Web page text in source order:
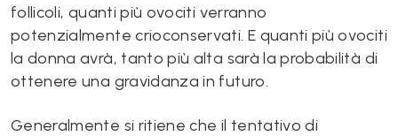
follicoli, quanti più ovociti verranno
potenzialmente crioconservati. E quanti più ovociti
la donna avrà, tanto più alta sarà la probabilità di
ottenere una gravidanza in futuro.
Generalmente si ritiene che il tentativo di